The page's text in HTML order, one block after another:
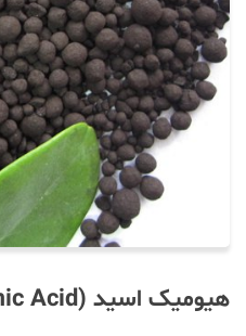
هیومیک اسید (Humic Acid)